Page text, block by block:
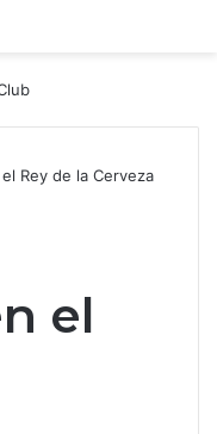
Rey de la Cerveza
el